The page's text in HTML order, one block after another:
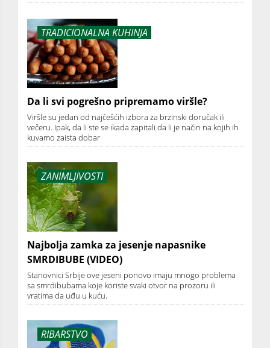
TRADICIONALNA KUHINJA
Da li svi pogrešno pripremamo viršle?
Viršle su jedan od najčešćih izbora za brzinski doručak ili
večeru. Ipak, da li ste se ikada zapitali da li je način na kojih ih
kuvamo zaista dobar
ZANIMLJIVOSTI
Najbolja zamka za jesenje napasnike
SMRDIBUBE (VIDEO)
Stanovnici Srbije ove jeseni ponovo imaju mnogo problema
sa smrdibubama koje koriste svaki otvor na prozoru ili
vratima da uđu u kuću.
RIBARSTVO